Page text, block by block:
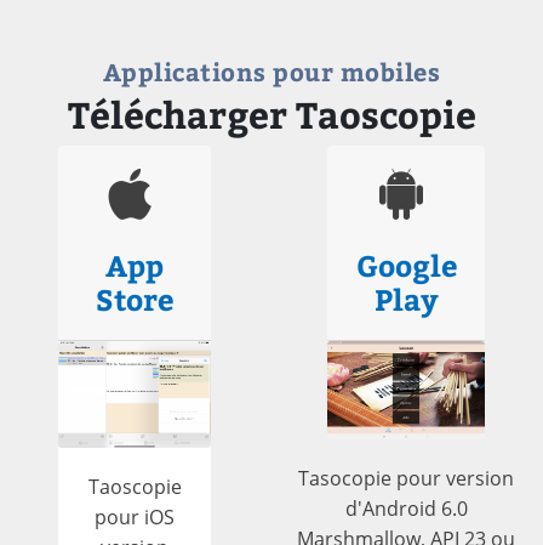
Applications pour mobiles
Télécharger Taoscopie
App
Store
Taoscopie
pour iOS
Google
Play
Tasocopie pour version
d'Android 6.0
Marshmallow, API 23 ou